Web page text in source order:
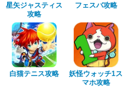
星矢ジャスティス
攻略
フェスバ攻略
白猫テニス攻略
妖怪ウォッチ1ス
マホ攻略